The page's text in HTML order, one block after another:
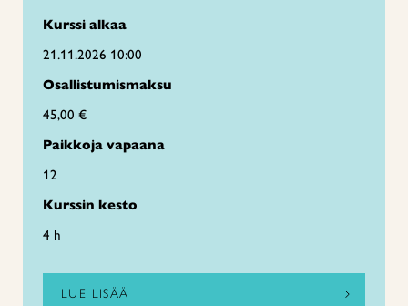
Kurssi alkaa
21.11.2026 10:00
Osallistumismaksu
45,00 €
Paikkoja vapaana
12
Kurssin kesto
4 h
LUE LISÄÄ